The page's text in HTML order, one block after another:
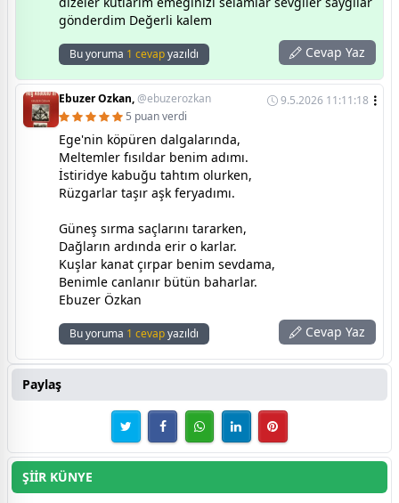
gönderdim Değerli kalem
Bu yoruma 1 cevapyazıldı Cevap Yaz
Ebuzer Ozkan,@ebuzerozkan
9.5.2026 11:11:18
5 puan verdi
Ege'nin köpüren dalgalarında,
Meltemler fısıldar benim adımı.
İstiridye kabuğu tahtım olurken,
Rüzgarlar taşır aşk feryadımı.
Güneş sırma saçlarını tararken,
Dağların ardında erir o karlar.
Kuşlar kanat çırpar benim sevdama,
Benimle canlanır bütün baharlar.
Ebuzer Özkan
Bu yoruma 1 cevapyazıldı Cevap Yaz
Paylaş
ŞİİR KÜNYE